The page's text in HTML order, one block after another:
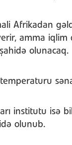
Afrikadan
amma
olunacaq.
institutu isə
olunub.